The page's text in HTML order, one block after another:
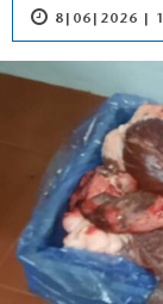
8|06|2026 |